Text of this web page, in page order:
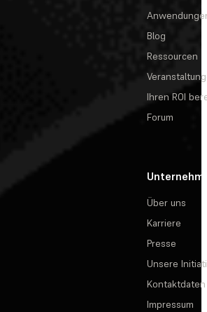
Blog
Ressourcen
Ihren ROI
Forum
Über uns
Karriere
Presse
Unsere
Kontaktdaten
Impressum